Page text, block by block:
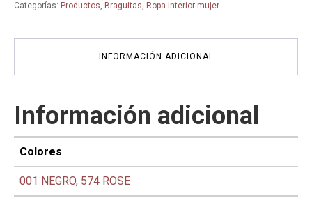
-Categorías: Productos, Braguitas, Ropa interior mujer
INFORMACIÓN ADICIONAL
Información adicional
Colores
001 NEGRO, 574 ROSE